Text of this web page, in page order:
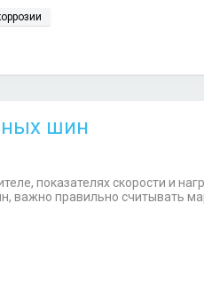
шин
показателях скорости и
важно правильно считывать